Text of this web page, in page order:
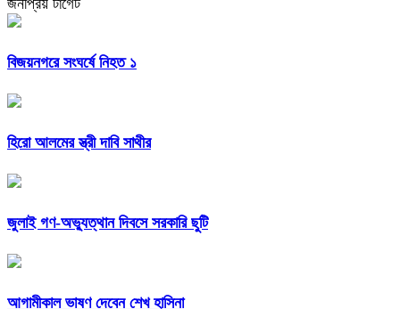
জনপ্রিয় টার্গেট
বিজয়নগরে সংঘর্ষে নিহত ১
হিরো আলমের স্ত্রী দাবি সাথীর
জুলাই গণ-অভ্যুত্থান দিবসে সরকারি ছুটি
আগামীকাল ভাষণ দেবেন শেখ হাসিনা